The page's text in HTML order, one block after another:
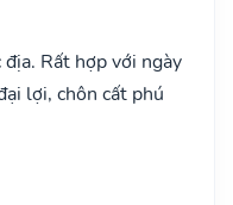
địa. Rất hợp với ngày
lợi, chôn cất phú